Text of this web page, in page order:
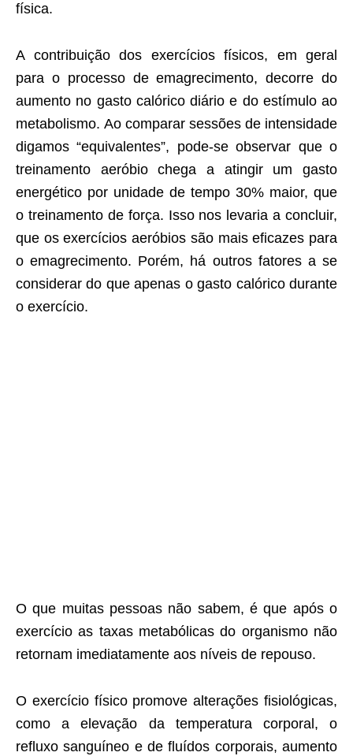
física.
A contribuição dos exercícios físicos, em geral
para o processo de emagrecimento, decorre do
aumento no gasto calórico diário e do estímulo ao
metabolismo. Ao comparar sessões de intensidade
digamos “equivalentes”, pode-se observar que o
treinamento aeróbio chega a atingir um gasto
energético por unidade de tempo 30% maior, que
o treinamento de força. Isso nos levaria a concluir,
que os exercícios aeróbios são mais eficazes para
o emagrecimento. Porém, há outros fatores a se
considerar do que apenas o gasto calórico durante
o exercício.
O que muitas pessoas não sabem, é que após o
exercício as taxas metabólicas do organismo não
retornam imediatamente aos níveis de repouso.
O exercício físico promove alterações fisiológicas,
como a elevação da temperatura corporal, o
refluxo sanguíneo e de fluídos corporais, aumento